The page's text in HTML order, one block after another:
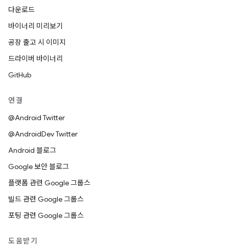
다운로드
바이너리 미리보기
공장 출고 시 이미지
드라이버 바이너리
GitHub
연결
@Android Twitter
@AndroidDev Twitter
Android 블로그
Google 보안 블로그
플랫폼 관련 Google 그룹스
빌드 관련 Google 그룹스
포팅 관련 Google 그룹스
도움받기